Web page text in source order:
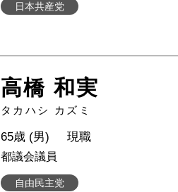
日本共産党
高橋 和実
タカハシ カズミ
自由民主党
65歳 (男) 現職
都議会議員